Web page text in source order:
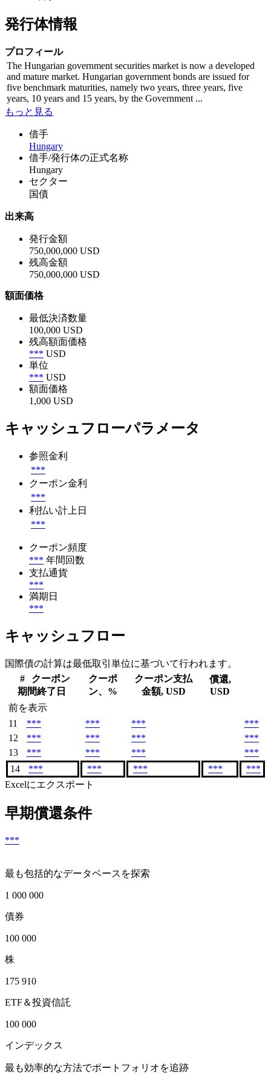
発行体情報
プロフィール
The Hungarian government securities market is now a developed
and mature market. Hungarian government bonds are issued for
five benchmark maturities, namely two years, three years, five
years, 10 years and 15 years, by the Government ...
もっと見る
借手
Hungary
借手/発行体の正式名称
Hungary
セクター
国債
出来高
発行金額
750,000,000 USD
残高金額
750,000,000 USD
額面価格
最低決済数量
100,000 USD
残高額面価格
*** USD
単位
*** USD
額面価格
1,000 USD
キャッシュフローパラメータ
参照金利
***
クーポン金利
***
利払い計上日
***
クーポン頻度
*** 年間回数
支払通貨
***
満期日
***
キャッシュフロー
国際債の計算は最低取引単位に基づいて行われます。
#
クーポン
期間終了日
クーポ
ン、%
クーポン支払
金額, USD
償還,
USD
前を表示
11
*** *** ***
***
12
*** *** ***
***
13
*** *** ***
***
14
*** *** *** ***
***
Excelにエクスポート
早期償還条件
***
最も包括的なデータベースを探索
1 000 000
債券
100 000
株
175 910
ETF＆投資信託
100 000
インデックス
最も効率的な方法でポートフォリオを追跡